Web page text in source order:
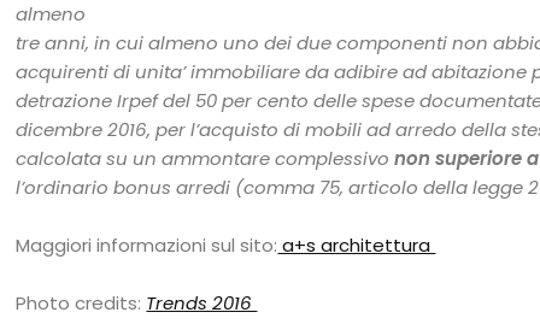
almeno
tre anni, in cui almeno uno dei due componenti non
acquirenti di unita’ immobiliare da adibire ad
detrazione Irpef del 50 per cento delle spese
dicembre 2016, per l’acquisto di mobili ad arredo della
calcolata su un ammontare complessivo non superiore
l’ordinario bonus arredi (comma 75, articolo della legge
Maggiori informazioni sul sito: a+s architettura
Photo credits: Trends 2016